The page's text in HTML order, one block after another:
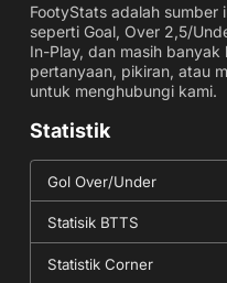
FootyStats adalah
seperti Goal, Over 2,5/
In-Play, dan masih
pertanyaan, pikiran, atau
untuk menghubungi kami.
Statistik
Gol Over/Under
Statisik BTTS
Statistik Corner